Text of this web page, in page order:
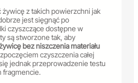
żywicę z takich powierzchni jak
jest sięgnąć po
czyszczące dostępne w
są stworzone tak, aby
bez niszczenia materiału
czyszczenia całej
jednak przeprowadzenie testu
fragmencie.